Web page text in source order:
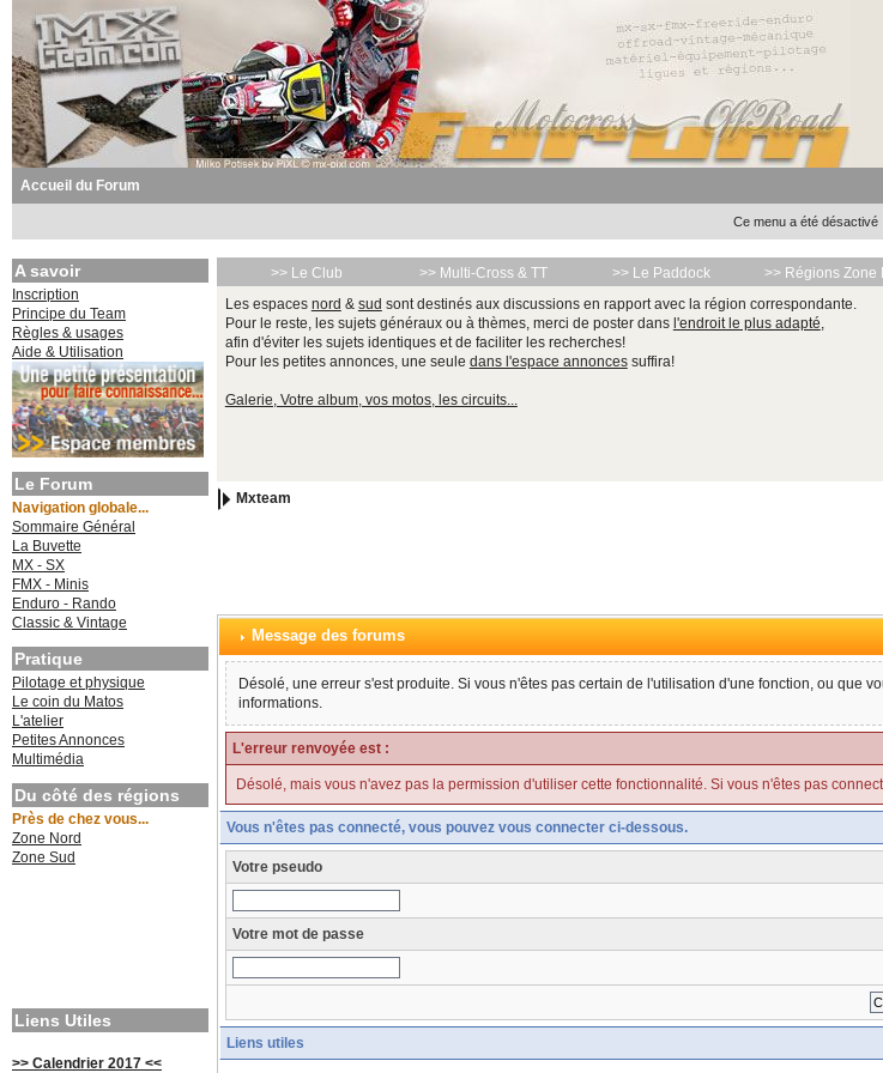
Accueil du Forum
Ce menu a été désactivé
A savoir
Inscription
Principe du Team
Règles & usages
Aide & Utilisation
Le Forum
Navigation globale...
Sommaire Général
La Buvette
MX - SX
FMX - Minis
Enduro - Rando
Classic & Vintage
Pratique
Pilotage et physique
Le coin du Matos
L'atelier
Petites Annonces
Multimédia
Du côté des régions
Près de chez vous...
Zone Nord
Zone Sud
Liens Utiles
>> Calendrier 2017 <<
>> Le Club >> Multi-Cross & TT >> Le Paddock >> Régions Zone
Les espaces nord & sud sont destinés aux discussions en rapport avec la région correspondante.
Pour le reste, les sujets généraux ou à thèmes, merci de poster dans l'endroit le plus adapté,
afin d'éviter les sujets identiques et de faciliter les recherches!
Pour les petites annonces, une seule dans l'espace annoncessuffira!
Galerie, Votre album, vos motos, les circuits...
Mxteam
Message des forums
Désolé, une erreur s'est produite. Si vous n'êtes pas certain de l'utilisation d'une fonction, ou que
informations.
L'erreur renvoyée est :
Désolé, mais vous n'avez pas la permission d'utiliser cette fonctionnalité. Si vous n'êtes pas
Vous n'êtes pas connecté, vous pouvez vous connecter ci-dessous.
Votre pseudo
Votre mot de passe
Liens utiles